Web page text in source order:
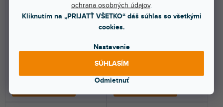
ochrana osobných údajov.
Kliknutím na „PRIJATŤ VŠETKO“ dáš súhlas so všetkými
cookies.
Nastavenie
Odmietnuť
SÚHLASÍM
Skladom na predajni(7 ks) Skladom na predajni(5 ks)
288 €
Hliníkový PAR s krytím IP65 a
navrhnutou pre...